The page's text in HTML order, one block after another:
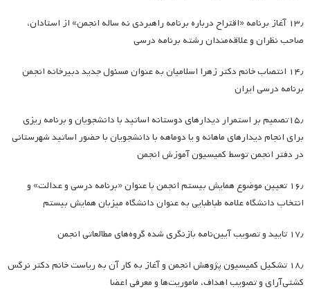
۱۳٫ آغاز برنامه «اقتراح درباره برنامه راهبردی نه ساله انجمن» از استادان،
صاحب نظران و علاقه‌مندان رشته برنامه درسی
۱۴٫ انتصاب خانم دکتر زهرا اسلامیان به عنوان مسئول جدید دبیرخانه انجمن
برنامه درسی ایران
۱۵٫تصمیم بر استمرار دیدارهای دوستانه اساتید با دانشجویان و برنامه ریزی
برای انجام دیدارهای ماهانه و یا دوماهه با دانشجویان با حضور اساتید شهرستانی
در دفتر انجمن توسط کمیسیون آموزش انجمن
۱۶٫ تعیین موضوع همایش بیستم انجمن با عنوان «برنامه درسی و عدالت» و
انتخاب دانشگاه علامه طباطبایی به عنوان دانشگاه میزبان همایش بیستم
۱۷٫ تایید و تصویب آیین‌نامه بازنگری شده گروه‌های مطالعاتی انجمن
۱۸٫ تشکیل کمیسیون پژوهش انجمن و آغاز به کار آن به ریاست خانم دکتر نرگس
کشتی‌آرای و تصویب اهداف، ماموریت‌ها و معرفی اعضا